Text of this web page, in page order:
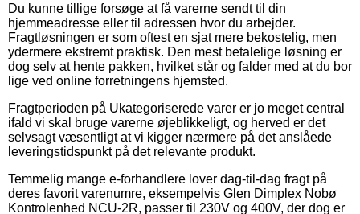
Du kunne tillige forsøge at få varerne sendt til din
hjemmeadresse eller til adressen hvor du arbejder.
Fragtløsningen er som oftest en sjat mere bekostelig, men
ydermere ekstremt praktisk. Den mest betalelige løsning er
dog selv at hente pakken, hvilket står og falder med at du bor
lige ved online forretningens hjemsted.
Fragtperioden på Ukategoriserede varer er jo meget central
ifald vi skal bruge varerne øjeblikkeligt, og herved er det
selvsagt væsentligt at vi kigger nærmere på det anslåede
leveringstidspunkt på det relevante produkt.
Temmelig mange e-forhandlere lover dag-til-dag fragt på
deres favorit varenumre, eksempelvis Glen Dimplex Nobø
Kontrolenhed NCU-2R, passer til 230V og 400V, der dog er